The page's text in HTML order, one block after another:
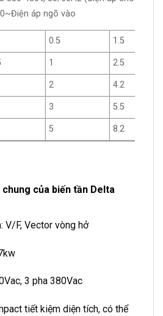
áp ngõ vào
0.5 1.5
1 2.5
2 4.2
3 5.5
5 8.2
của biến tần Delta
V/F, Vector vòng hở
3 pha 380Vac
tiết kiệm diện tích, có thể